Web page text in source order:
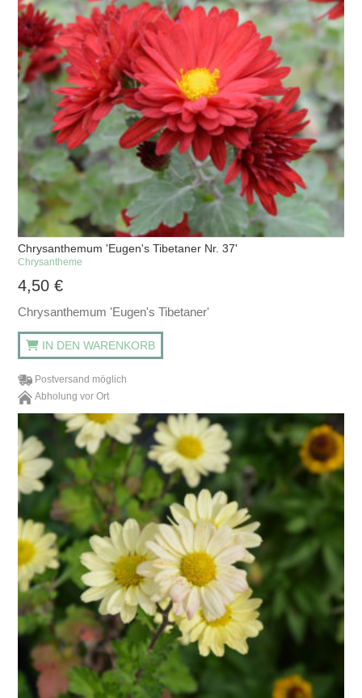
Chrysanthemum 'Eugen's Tibetaner Nr. 37'
Chrysantheme
4,50€
Chrysanthemum 'Eugen's Tibetaner'
IN DEN WARENKORB
Postversand möglich
Abholung vor Ort